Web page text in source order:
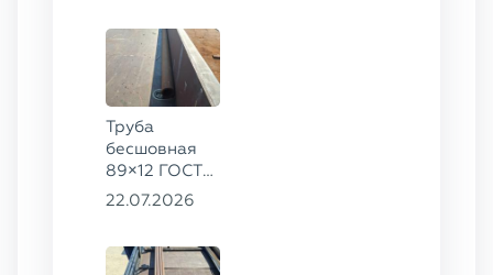
Труба
бесшовная
89×12 ГОСТ
8732-78, ст.
22.07.2026